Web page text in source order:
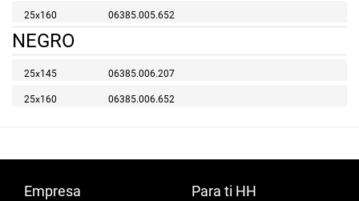
25x160 06385.005.652
NEGRO
25x145 06385.006.207
25x160 06385.006.652
Empresa Para ti HH